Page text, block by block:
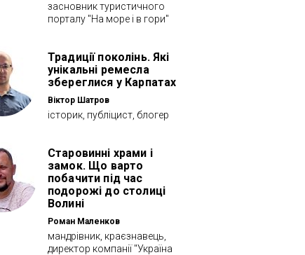
засновник туристичного
порталу "На море і в гори"
Традиції поколінь. Які
унікальні ремесла
збереглися у Карпатах
Віктор Шатров
історик, публіцист, блогер
Старовинні храми і
замок. Що варто
побачити під час
подорожі до столиці
Волині
Роман Маленков
мандрівник, краєзнавець,
директор компанії "Україна